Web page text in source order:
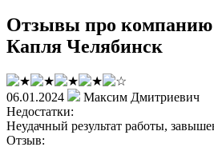
Отзывы про
Капля Челябинск
06.01.2024
Максим Дмитриевич
Недостатки:
Неудачный результат работы,
Отзыв: